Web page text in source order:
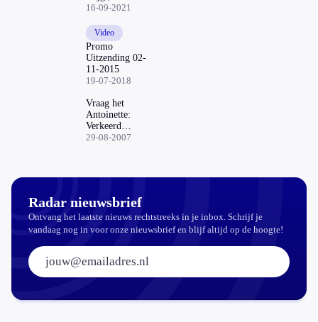
stappen
16-09-2021
Video
Promo
Uitzending 02-
11-2015
19-07-2018
Vraag het
Antoinette:
Verkeerd
vloeradvies
29-08-2007
Radar nieuwsbrief
Ontvang het laatste nieuws rechtstreeks in je inbox. Schrijf je
vandaag nog in voor onze nieuwsbrief en blijf altijd op de hoogte!
E-mailadres: